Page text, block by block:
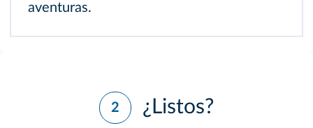
aventuras.
2 ¿Listos?